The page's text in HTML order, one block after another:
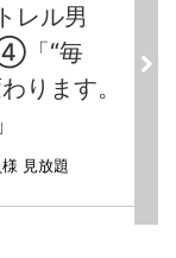
レル男
「“毎
ります。
見放題